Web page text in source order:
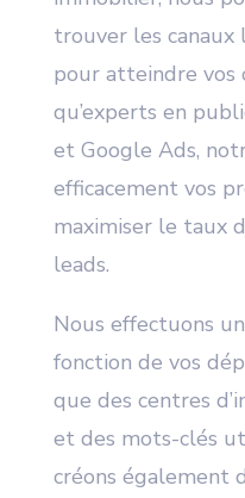
trouver les
pour atteindre vos
qu’experts en
et Google Ads,
efficacement vos
maximiser le taux
leads.
Nous effectuons
fonction de vos
que des centres
et des mots-clés
créons également